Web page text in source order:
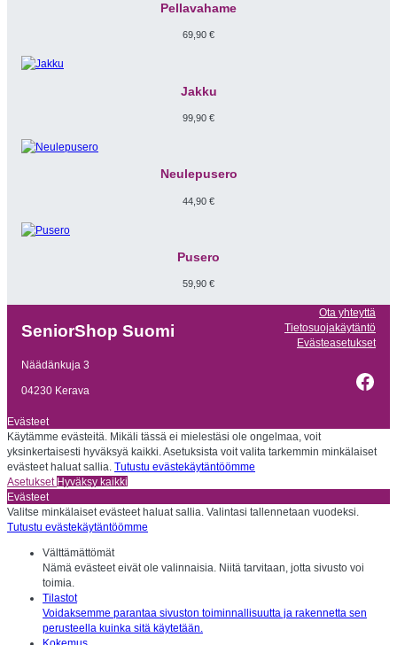
Pellavahame
69,90 €
Jakku
99,90 €
Neulepusero
44,90 €
Pusero
59,90 €
SeniorShop Suomi
Näädänkuja 3
04230 Kerava
Ota yhteyttä
Tietosuojakäytäntö
Evästeasetukset
Evästeet
Käytämme evästeitä. Mikäli tässä ei mielestäsi ole ongelmaa, voit
yksinkertaisesti hyväksyä kaikki. Asetuksista voit valita tarkemmin minkälaiset
evästeet haluat sallia. Tutustu evästekäytäntöömme
Asetukset Hyväksy kaikki
Evästeet
Valitse minkälaiset evästeet haluat sallia. Valintasi tallennetaan vuodeksi.
Tutustu evästekäytäntöömme
Välttämättömät
Nämä evästeet eivät ole valinnaisia. Niitä tarvitaan, jotta sivusto voi
toimia.
Tilastot
Voidaksemme parantaa sivuston toiminnallisuutta ja rakennetta sen
perusteella kuinka sitä käytetään.
Kokemus